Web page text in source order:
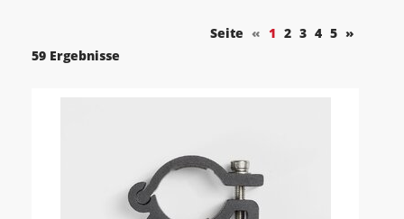
Seite « 1 2 3 4 5 »
59 Ergebnisse